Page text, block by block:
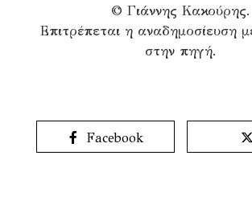
© Γιάννης Κακούρης.
Επιτρέπεται η αναδημοσίευση
στην πηγή.
Facebook